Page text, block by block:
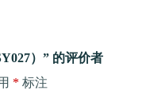
）” 的评价者
* 标注